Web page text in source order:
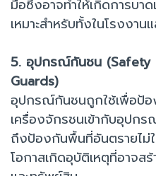
มือซึ่งอาจทำให้เกิดการบา
เหมาะสำหรับทั้งในโรงงาน
5. อุปกรณ์กันชน
Guards)
อุปกรณ์กันชนถูกใช้เพื่อป้อ
เครื่องจักรชนเข้ากับอุปก
ถึงป้องกันพื้นที่อันตรายไม่
โอกาสเกิดอุบัติเหตุที่อาจส